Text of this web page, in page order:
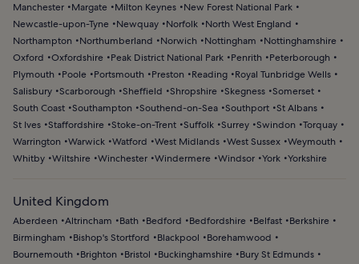
Manchester
Margate Milton Keynes
New Forest National Park
Newcastle-upon-Tyne
Newquay Norfolk
North West England
Northampton
Northumberland Norwich Nottingham
Nottinghamshire
Oxford
Oxfordshire Peak District National Park Penrith
Peterborough
Plymouth
Poole Portsmouth Preston Reading
Royal Tunbridge Wells
Salisbury Scarborough Sheffield Shropshire Skegness Somerset
South Coast Southampton Southend-on-Sea Southport St Albans
St Ives Staffordshire Stoke-on-Trent Suffolk Surrey Swindon
Torquay
Warrington
Warwick Watford West Midlands West Sussex Weymouth
Whitby Wiltshire Winchester Windermere Windsor York Yorkshire
United Kingdom
Aberdeen Altrincham Bath Bedford Bedfordshire Belfast
Berkshire
Birmingham
Bishop's Stortford Blackpool
Borehamwood
Bournemouth
Brighton Bristol Buckinghamshire
Bury St Edmunds